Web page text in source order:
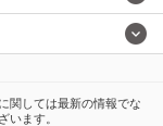
関しては最新の情報でな
います。